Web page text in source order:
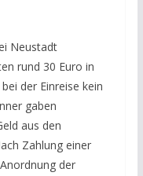
Neustadt
rund 30 Euro in
der Einreise kein
gaben
aus den
Zahlung einer
der